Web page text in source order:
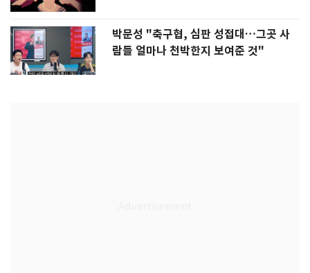
박문성 "축구협, 심판 성접대…그곳 사
람들 얼마나 천박한지 보여준 것"